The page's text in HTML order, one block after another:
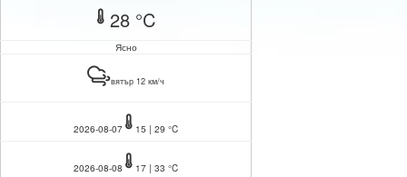
28 °C
Ясно
вятър 12 км/ч
2026-08-07 15 | 29 °C
2026-08-08 17 | 33 °C